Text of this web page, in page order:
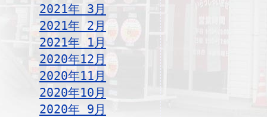
2021年 3月
2021年 2月
2021年 1月
2020年12月
2020年11月
2020年10月
2020年 9月